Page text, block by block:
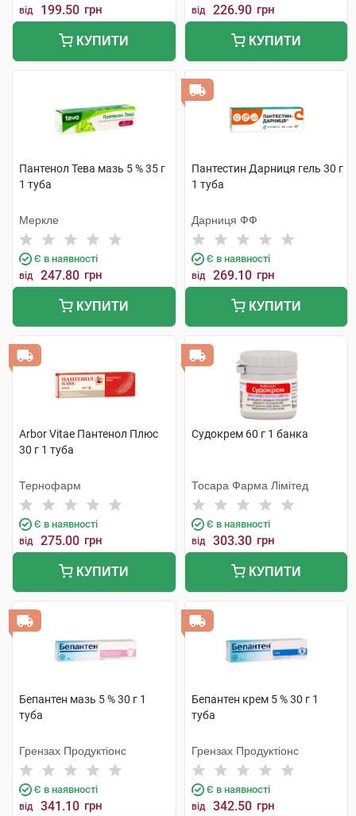
від 199.50 грн
КУПИТИ
від 226.90 грн
КУПИТИ
Пантенол Тева мазь 5 % 35 г
1 туба
Меркле
Є в наявності
від 247.80 грн
КУПИТИ
Пантестин Дарниця гель 30 г
1 туба
Дарниця ФФ
Є в наявності
від 269.10 грн
КУПИТИ
Arbor Vitae Пантенол Плюс
30 г 1 туба
Тернофарм
Є в наявності
від 275.00 грн
КУПИТИ
Судокрем 60 г 1 банка
Тосара Фарма Лімітед
Є в наявності
від 303.30 грн
КУПИТИ
Бепантен мазь 5 % 30 г 1
туба
Грензах Продуктіонс
Є в наявності
від 341.10 грн
Бепантен крем 5 % 30 г 1
туба
Грензах Продуктіонс
Є в наявності
від 342.50 грн